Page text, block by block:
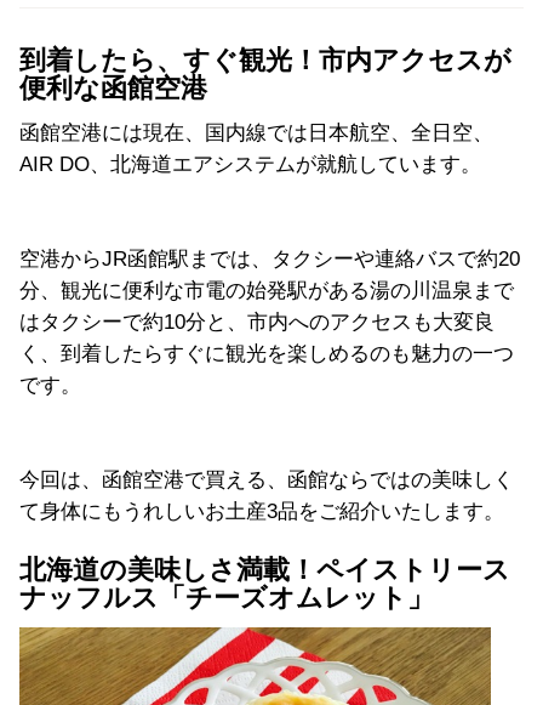
到着したら、すぐ観光！市内アクセスが
便利な函館空港
函館空港には現在、国内線では日本航空、全日空、
AIR DO、北海道エアシステムが就航しています。
空港からJR函館駅までは、タクシーや連絡バスで約20
分、観光に便利な市電の始発駅がある湯の川温泉まで
はタクシーで約10分と、市内へのアクセスも大変良
く、到着したらすぐに観光を楽しめるのも魅力の一つ
です。
今回は、函館空港で買える、函館ならではの美味しく
て身体にもうれしいお土産3品をご紹介いたします。
北海道の美味しさ満載！ペイストリース
ナッフルス「チーズオムレット」